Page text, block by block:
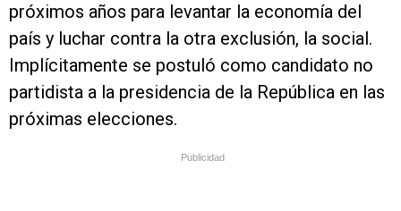
próximos años para levantar la economía del
país y luchar contra la otra exclusión, la social.
Implícitamente se postuló como candidato no
partidista a la presidencia de la República en las
próximas elecciones.
Publicidad